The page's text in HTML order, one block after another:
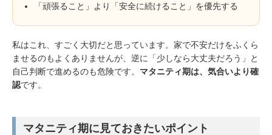
「頑張ること」より「安全に続けること」を優先する
私はこれ、すごく大切だと思っています。家で不安だけをふくら
ませるのもよくありませんが、逆に「少しなら大丈夫だろう」と
自己判断で進めるのも危険です。 マタニティ期は、気合いより確
認です。
マタニティ期に見ておきたいポイント